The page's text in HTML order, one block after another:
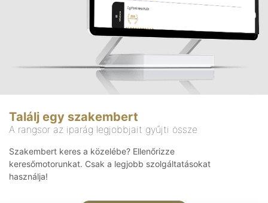
Találj egy szakembert
A rangsor az iparág legjobbjait gyűjti össze
Szakembert keres a közelébe? Ellenőrizze
keresőmotorunkat. Csak a legjobb szolgáltatásokat
használja!